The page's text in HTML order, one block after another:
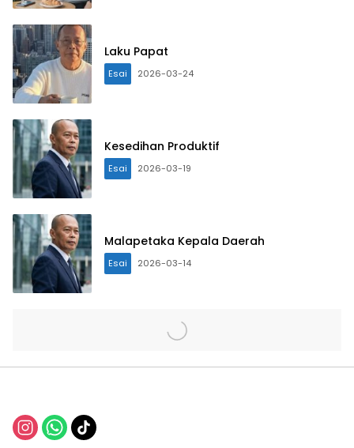
Laku Papat
Esai 2026-03-24
Kesedihan Produktif
Esai 2026-03-19
Malapetaka Kepala Daerah
Esai 2026-03-14